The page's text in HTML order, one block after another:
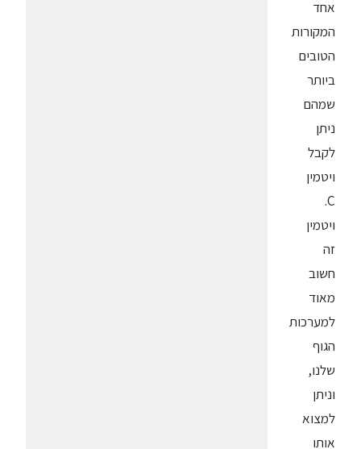
אחד
המקורות
הטובים
ביותר
שמהם
ניתן
לקבל
ויטמין
C.
ויטמין
זה
חשוב
מאוד
למערכות
הגוף
שלנו,
וניתן
למצוא
אותו